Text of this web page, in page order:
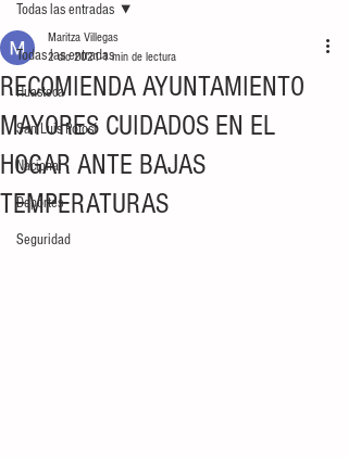
Todas las entradas
Huasteca
San Luis Potosí
Nacional
Deportes
Seguridad
Todas las entradas
RECOMIENDA AYUNTAMIENTO
MAYORES CUIDADOS EN EL
HOGAR ANTE BAJAS
TEMPERATURAS
Maritza Villegas
2 dic 20211 min de lectura